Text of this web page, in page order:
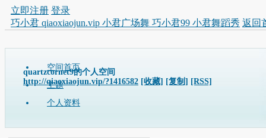
立即注册 登录
巧小君 qiaoxiaojun.vip 小君广场舞 巧小君99 小君舞蹈秀 返回
quartzcornet9的个人空间
http://qiaoxiaojun.vip/?1416582 [收藏] [复制] [RSS]
空间首页
主题
个人资料